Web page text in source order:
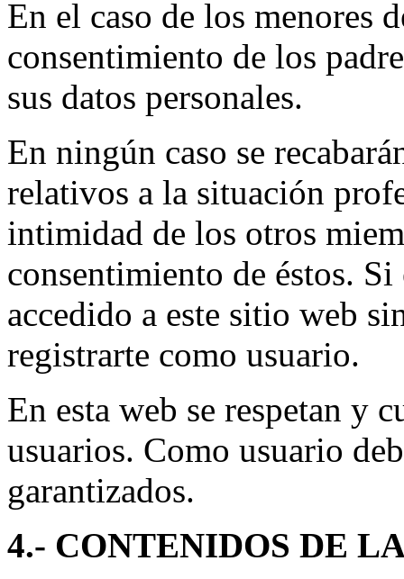
En el caso de los menores
consentimiento de los
sus datos personales.
En ningún caso se
relativos a la situación
intimidad de los otros
consentimiento de éstos.
accedido a este sitio web
registrarte como usuario.
En esta web se respetan y
usuarios. Como usuario
garantizados.
4.- CONTENIDOS DE